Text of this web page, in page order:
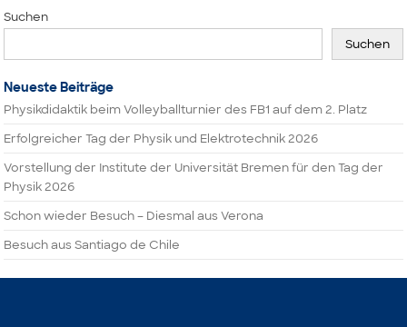
Suchen
Suchen
Neueste Beiträge
Physikdidaktik beim Volleyballturnier des FB1 auf dem 2. Platz
Erfolgreicher Tag der Physik und Elektrotechnik 2026
Vorstellung der Institute der Universität Bremen für den Tag der
Physik 2026
Schon wieder Besuch – Diesmal aus Verona
Besuch aus Santiago de Chile